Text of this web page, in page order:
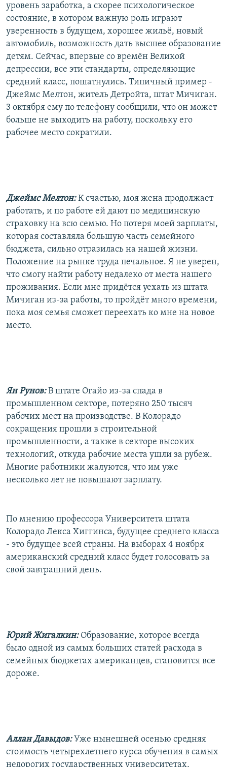
уровень заработка, а скорее психологическое
состояние, в котором важную роль играют
уверенность в будущем, хорошее жильё, новый
автомобиль, возможность дать высшее образование
детям. Сейчас, впервые со времён Великой
депрессии, все эти стандарты, определяющие
средний класс, пошатнулись. Типичный пример -
Джеймс Мелтон, житель Детройта, штат Мичиган.
3 октября ему по телефону сообщили, что он может
больше не выходить на работу, поскольку его
рабочее место сократили.
Джеймс Мелтон: К счастью, моя жена продолжает
работать, и по работе ей дают по медицинскую
страховку на всю семью. Но потеря моей зарплаты,
которая составляла большую часть семейного
бюджета, сильно отразилась на нашей жизни.
Положение на рынке труда печальное. Я не уверен,
что смогу найти работу недалеко от места нашего
проживания. Если мне придётся уехать из штата
Мичиган из-за работы, то пройдёт много времени,
пока моя семья сможет переехать ко мне на новое
место.
Ян Рунов:В штате Огайо из-за спада в
промышленном секторе, потеряно 250 тысяч
рабочих мест на производстве. В Колорадо
сокращения прошли в строительной
промышленности, а также в секторе высоких
технологий, откуда рабочие места ушли за рубеж.
Многие работники жалуются, что им уже
несколько лет не повышают зарплату.
По мнению профессора Университета штата
Колорадо Лекса Хиггинса, будущее среднего класса
- это будущее всей страны. На выборах 4 ноября
американский средний класс будет голосовать за
свой завтрашний день.
Юрий Жигалкин: Образование, которое всегда
было одной из самых больших статей расхода в
семейных бюджетах американцев, становится все
дороже.
Аллан Давыдов: Уже нынешней осенью средняя
стоимость четырехлетнего курса обучения в самых
недорогих государственных университетах,